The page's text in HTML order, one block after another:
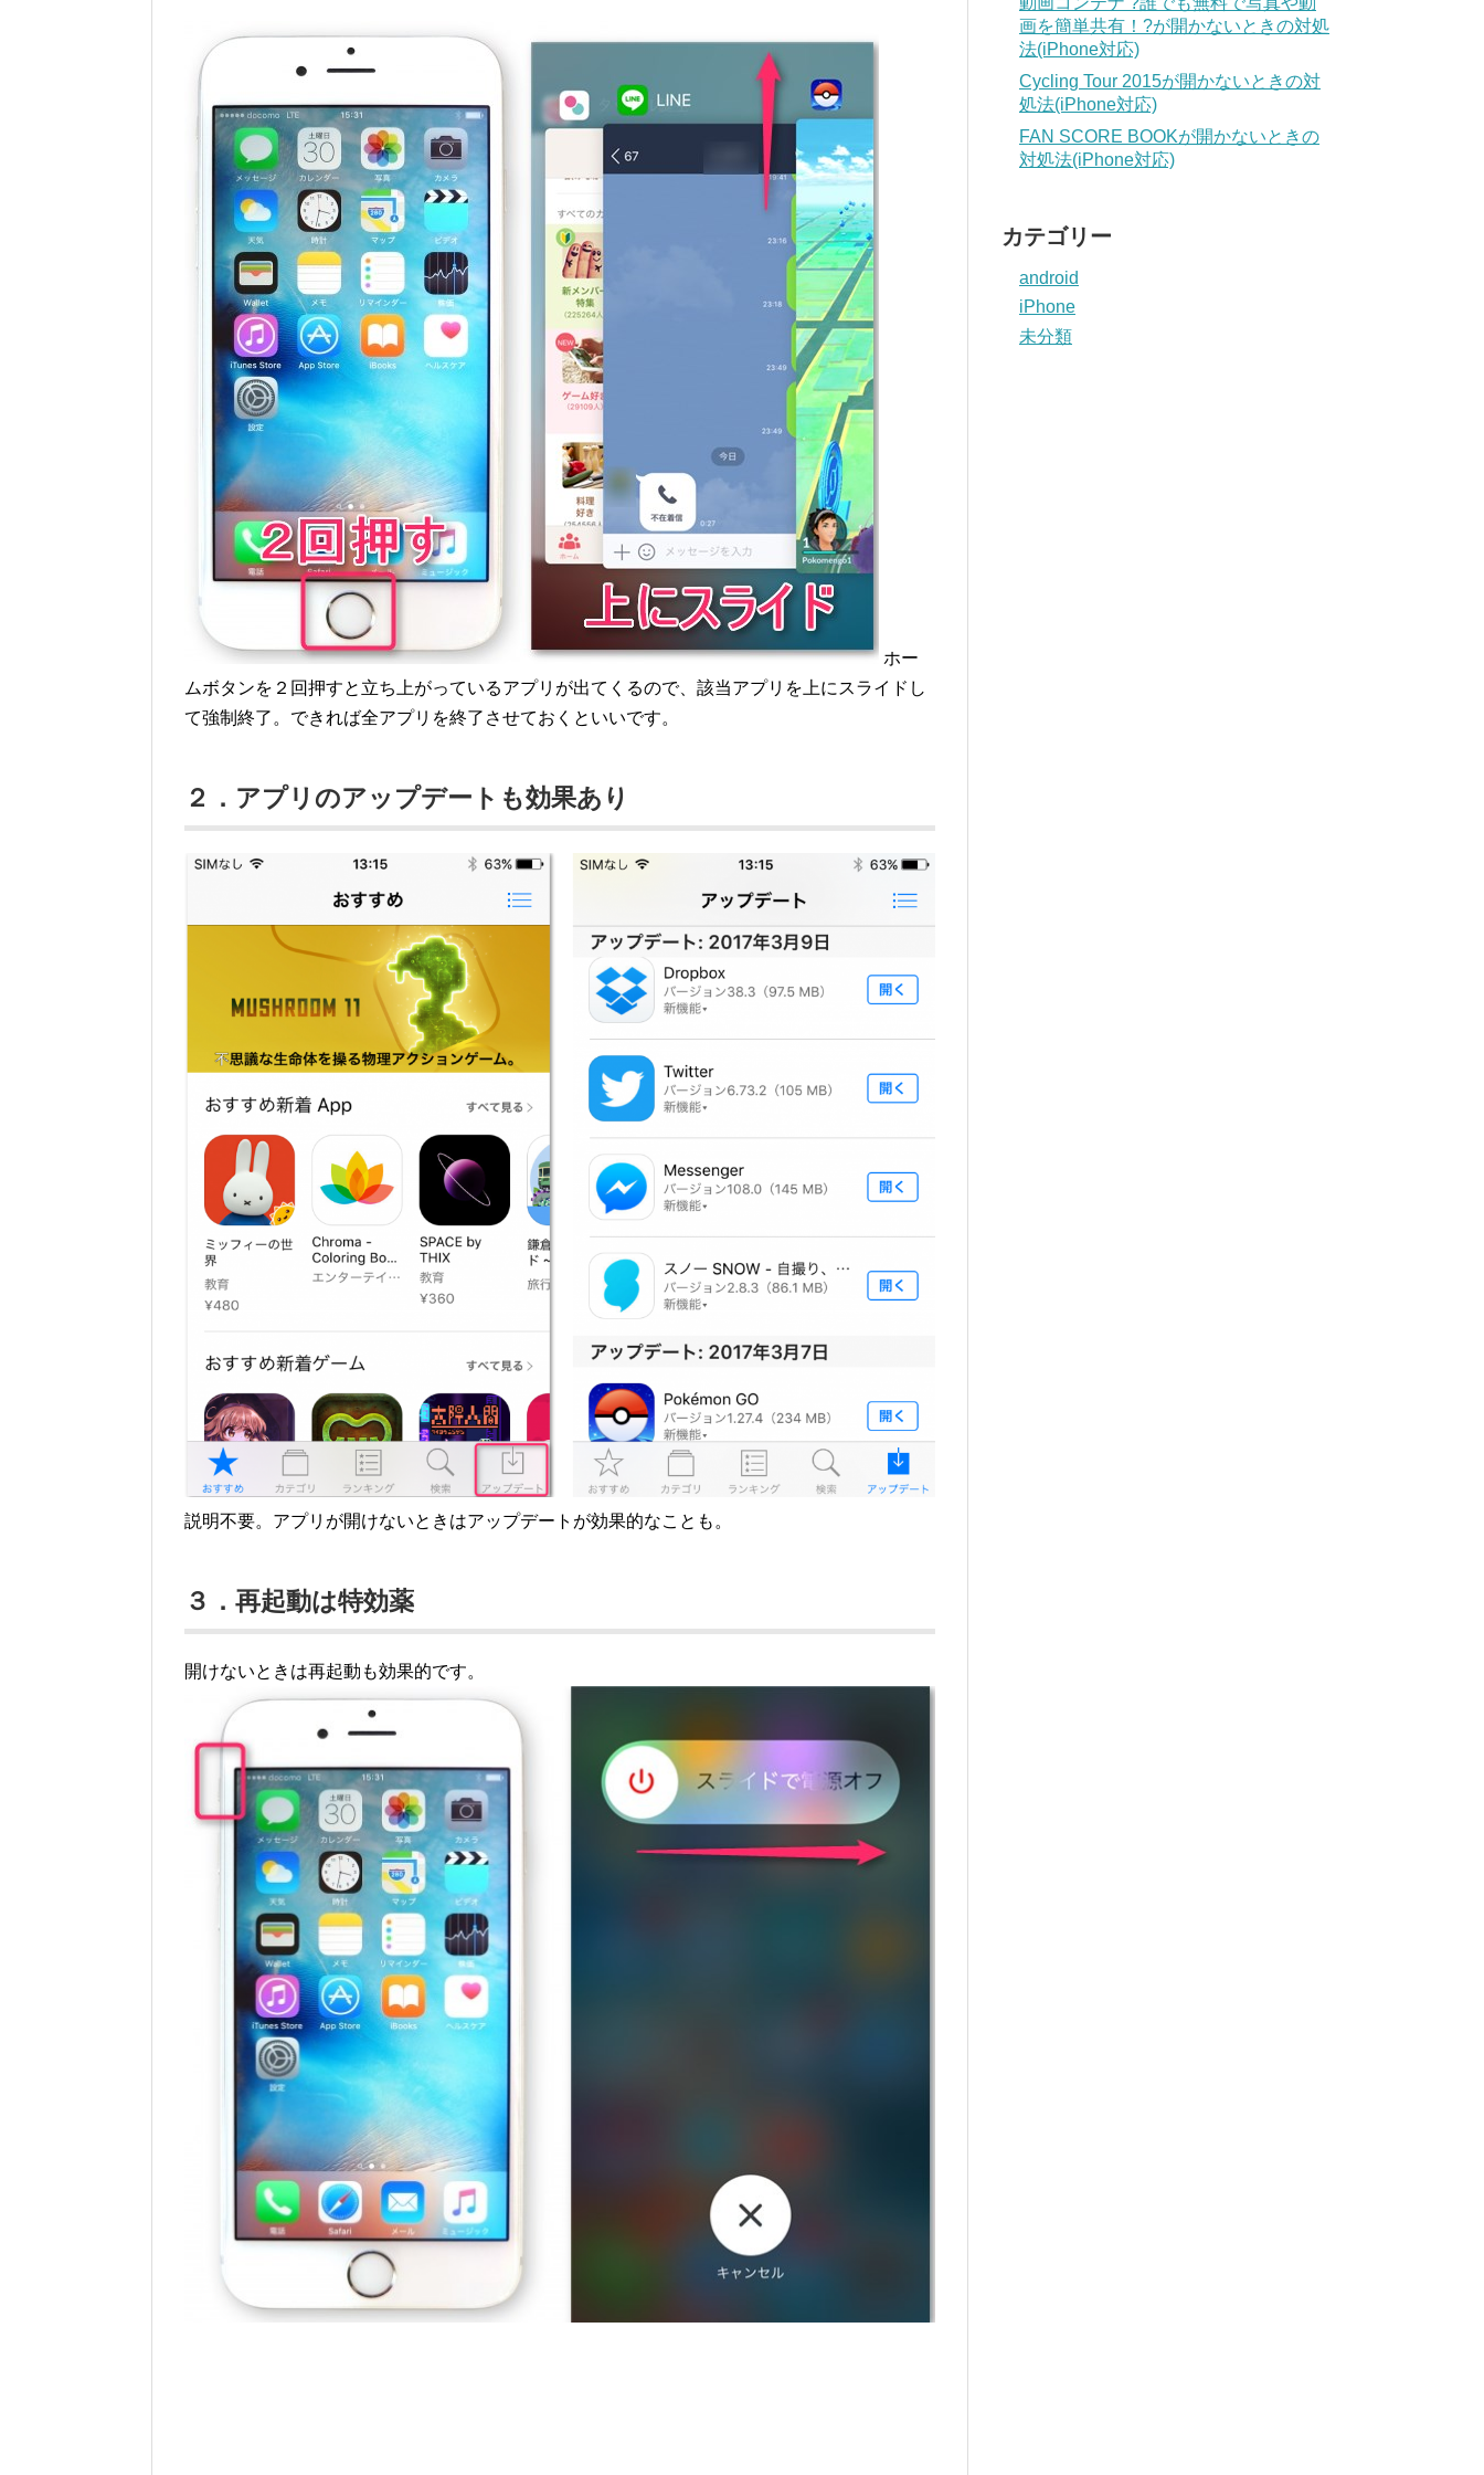
ホー
ムボタンを２回押すと立ち上がっているアプリが出てくるので、該当アプリを上にスライドし
て強制終了。できれば全アプリを終了させておくといいです。
２．アプリのアップデートも効果あり
説明不要。アプリが開けないときはアップデートが効果的なことも。
３．再起動は特効薬
開けないときは再起動も効果的です。
画を簡単共有！?が開かないときの対処
法(iPhone対応)
Cycling Tour 2015が開かないときの対
処法(iPhone対応)
FAN SCORE BOOKが開かないときの
対処法(iPhone対応)
カテゴリー
android
iPhone
未分類